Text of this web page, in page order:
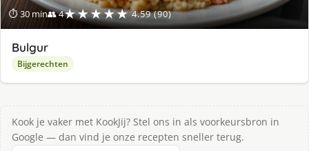
⏱ 30 min👥 4★★★★★ 4.59 (90)
Bulgur
Bijgerechten
Kook je vaker met KookJij? Stel ons in als voorkeursbron in
Google — dan vind je onze recepten sneller terug.